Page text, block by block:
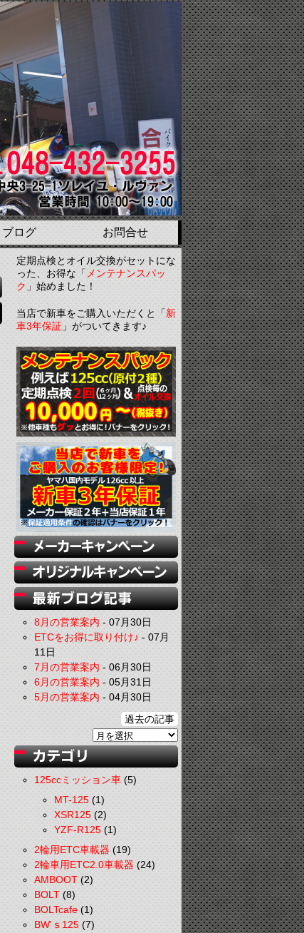
ブログ お問合せ
定期点検とオイル交換がセットにな
った、お得な「 メンテナンスパッ
ク」始めました！
当店で新車をご購入いただくと「新
車3年保証」がついてきます♪
8月の営業案内-07月30日
ETCをお得に取り付け♪-07月
11日
7月の営業案内-06月30日
6月の営業案内-05月31日
5月の営業案内-04月30日
過去の記事
125ccミッション車(5)
MT-125(1)
XSR125(2)
YZF-R125(1)
2輪用ETC車載器(19)
2輪車用ETC2.0車載器(24)
AMBOOT(2)
BOLT(8)
BOLTcafe(1)
BW'ｓ125(7)